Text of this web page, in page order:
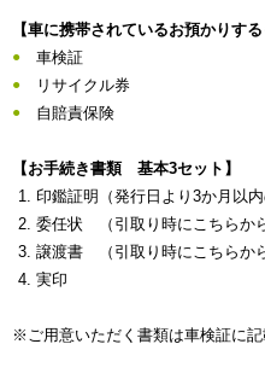
【車に携帯されているお預かりする
車検証
リサイクル券
自賠責保険
【お手続き書類 基本3セット】
印鑑証明（発行日より3か月以内
委任状 （引取り時にこちらか
譲渡書 （引取り時にこちらか
実印
※ご用意いただく書類は車検証に記